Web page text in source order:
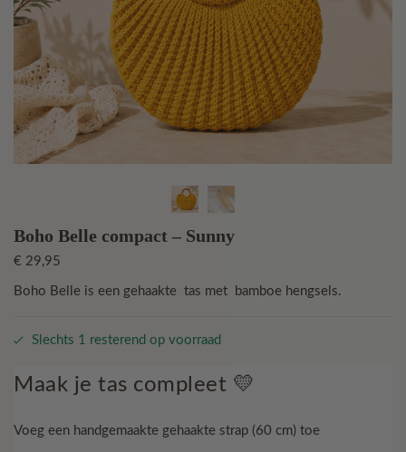
Boho Belle compact – Sunny
€ 29,95
Boho Belle is een gehaakte tas met bamboe hengsels.
Slechts 1 resterend op voorraad
Maak je tas compleet 💛
Voeg een handgemaakte gehaakte strap (60 cm) toe